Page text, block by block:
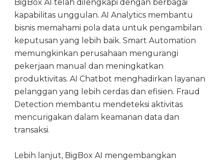
BigBox AI telah dilengkapi dengan berbagai
kapabilitas unggulan. AI Analytics membantu
bisnis memahami pola data untuk pengambilan
keputusan yang lebih baik. Smart Automation
memungkinkan perusahaan mengurangi
pekerjaan manual dan meningkatkan
produktivitas. AI Chatbot menghadirkan layanan
pelanggan yang lebih cerdas dan efisien. Fraud
Detection membantu mendeteksi aktivitas
mencurigakan dalam keamanan data dan
transaksi.
Lebih lanjut, BigBox AI mengembangkan